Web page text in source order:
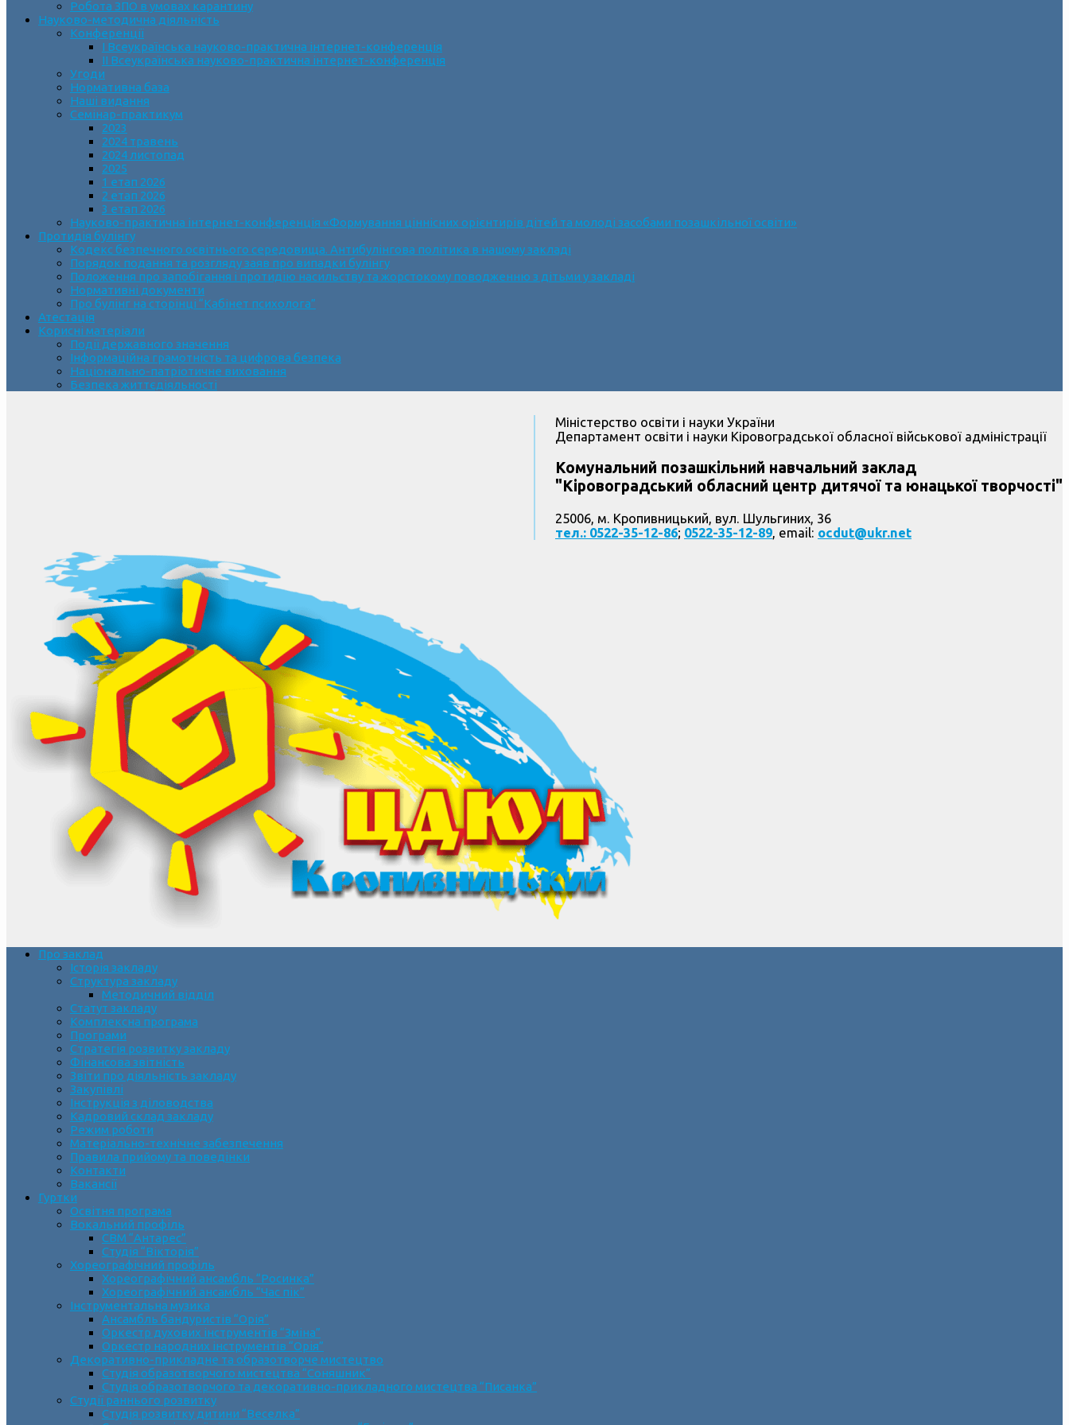
Робота ЗПО в умовах карантину
Науково-методична діяльність
Конференції
І Всеукраїнська науково-практична інтернет-конференція
ІІ Всеукраїнська науково-практична інтернет-конференція
Угоди
Нормативна база
Наші видання
Семінар-практикум
2023
2024 травень
2024 листопад
2025
1 етап 2026
2 етап 2026
3 етап 2026
Науково-практична інтернет-конференція «Формування ціннісних орієнтирів дітей та молоді засобами позашкільної освіти»
Протидія булінгу
Кодекс безпечного освітнього середовища. Антибулінгова політика в нашому закладі
Порядок подання та розгляду заяв про випадки булінгу
Положення про запобігання і протидію насильству та жорстокому поводженню з дітьми у закладі
Нормативні документи
Про булінг на сторінці “Кабінет психолога”
Атестація
Корисні матеріали
Події державного значення
Інформаційна грамотність та цифрова безпека
Національно-патріотичне виховання
Безпека життєдіяльності
Міністерство освіти і науки України
Департамент освіти і науки Кіровоградської обласної військової адміністрації
Комунальний позашкільний навчальний заклад
"Кіровоградський обласний центр дитячої та юнацької творчості"
25006, м. Кропивницький, вул. Шульгиних, 36
тел.: 0522-35-12-86; 0522-35-12-89, email: ocdut@ukr.net
Про заклад
Історія закладу
Структура закладу
Методичний відділ
Статут закладу
Комплексна програма
Програми
Стратегія розвитку закладу
Фінансова звітність
Звіти про діяльність закладу
Закупівлі
Інструкція з діловодства
Кадровий склад закладу
Режим роботи
Матеріально-технічне забезпечення
Правила прийому та поведінки
Контакти
Вакансії
Гуртки
Освітня програма
Вокальний профіль
СВМ “Антарес”
Студія “Вікторія”
Хореографічний профіль
Хореографічний ансамбль “Росинка”
Хореографічний ансамбль “Час пік”
Інструментальна музика
Ансамбль бандуристів “Орія”
Оркестр духових інструментів “Зміна”
Оркестр народних інструментів “Орія”
Декоративно-прикладне та образотворче мистецтво
Cтудія образотворчого мистецтва “Соняшник”
Студія образотворчого та декоративно-прикладного мистецтва “Писанка”
Студії раннього розвитку
Студія розвитку дитини “Веселка”